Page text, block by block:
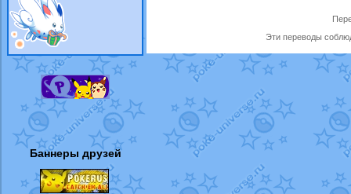
Баннеры друзей
Эти переводы